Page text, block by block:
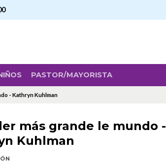
PASTOR/MAYORISTA
- Kathryn Kuhlman
más grande le mundo -
Kuhlman